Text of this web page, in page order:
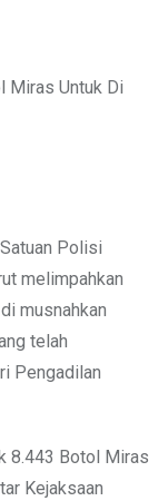
Polisi
melimpahkan
musnahkan
telah
Pengadilan
8.443 Botol Miras
Kejaksaan